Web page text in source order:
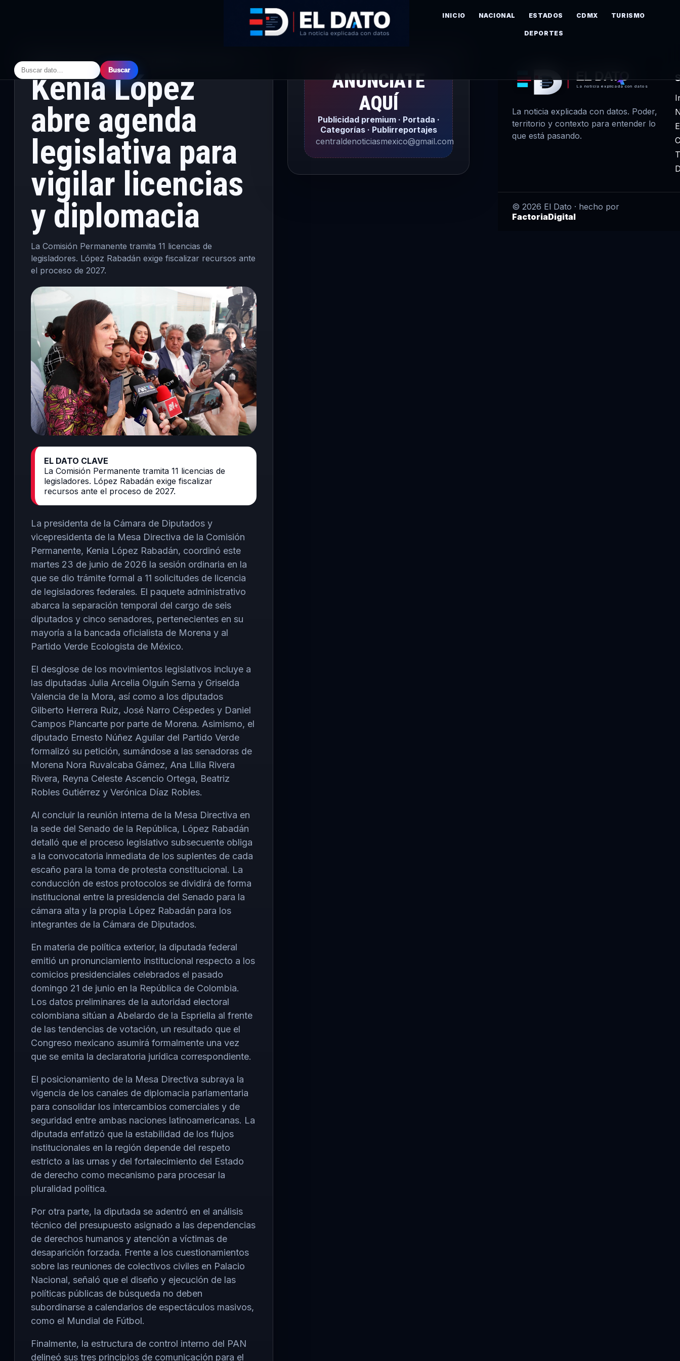
INICIO NACIONAL ESTADOS CDMX TURISMO
DEPORTES
Buscar
CÁMARA DE DIPUTADOS ·LEGISLATIVO
Kenia López
abre agenda
legislativa para
vigilar licencias
y diplomacia
La Comisión Permanente tramita 11 licencias de
legisladores. López Rabadán exige fiscalizar recursos ante
el proceso de 2027.
EL DATO CLAVE
La Comisión Permanente tramita 11 licencias de
legisladores. López Rabadán exige fiscalizar
recursos ante el proceso de 2027.
La presidenta de la Cámara de Diputados y
vicepresidenta de la Mesa Directiva de la Comisión
Permanente, Kenia López Rabadán, coordinó este
martes 23 de junio de 2026 la sesión ordinaria en la
que se dio trámite formal a 11 solicitudes de licencia
de legisladores federales. El paquete administrativo
abarca la separación temporal del cargo de seis
diputados y cinco senadores, pertenecientes en su
mayoría a la bancada oficialista de Morena y al
Partido Verde Ecologista de México.
El desglose de los movimientos legislativos incluye a
las diputadas Julia Arcelia Olguín Serna y Griselda
Valencia de la Mora, así como a los diputados
Gilberto Herrera Ruiz, José Narro Céspedes y Daniel
Campos Plancarte por parte de Morena. Asimismo, el
diputado Ernesto Núñez Aguilar del Partido Verde
formalizó su petición, sumándose a las senadoras de
Morena Nora Ruvalcaba Gámez, Ana Lilia Rivera
Rivera, Reyna Celeste Ascencio Ortega, Beatriz
Robles Gutiérrez y Verónica Díaz Robles.
Al concluir la reunión interna de la Mesa Directiva en
la sede del Senado de la República, López Rabadán
detalló que el proceso legislativo subsecuente obliga
a la convocatoria inmediata de los suplentes de cada
escaño para la toma de protesta constitucional. La
conducción de estos protocolos se dividirá de forma
institucional entre la presidencia del Senado para la
cámara alta y la propia López Rabadán para los
integrantes de la Cámara de Diputados.
En materia de política exterior, la diputada federal
emitió un pronunciamiento institucional respecto a los
comicios presidenciales celebrados el pasado
domingo 21 de junio en la República de Colombia.
Los datos preliminares de la autoridad electoral
colombiana sitúan a Abelardo de la Espriella al frente
de las tendencias de votación, un resultado que el
Congreso mexicano asumirá formalmente una vez
que se emita la declaratoria jurídica correspondiente.
El posicionamiento de la Mesa Directiva subraya la
vigencia de los canales de diplomacia parlamentaria
para consolidar los intercambios comerciales y de
seguridad entre ambas naciones latinoamericanas. La
diputada enfatizó que la estabilidad de los flujos
institucionales en la región depende del respeto
estricto a las urnas y del fortalecimiento del Estado
de derecho como mecanismo para procesar la
pluralidad política.
Por otra parte, la diputada se adentró en el análisis
técnico del presupuesto asignado a las dependencias
de derechos humanos y atención a víctimas de
desaparición forzada. Frente a los cuestionamientos
sobre las reuniones de colectivos civiles en Palacio
Nacional, señaló que el diseño y ejecución de las
políticas públicas de búsqueda no deben
subordinarse a calendarios de espectáculos masivos,
como el Mundial de Fútbol.
Finalmente, la estructura de control interno del PAN
delineó sus tres principios de comunicación para el
ANÚNCIATE
AQUÍ
Publicidad premium · Portada ·
Categorías · Publirreportajes
centraldenoticiasmexico@gmail.com
EL DATO
La noticia explicada con datos
La noticia explicada con datos. Poder,
territorio y contexto para entender lo
que está pasando.
© 2026 El Dato · hecho por
FactoriaDigital